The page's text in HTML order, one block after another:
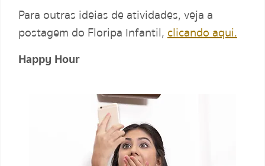
Para outras ideias de atividades, veja a
postagem do Floripa Infantil,clicando aqui.
Happy Hour